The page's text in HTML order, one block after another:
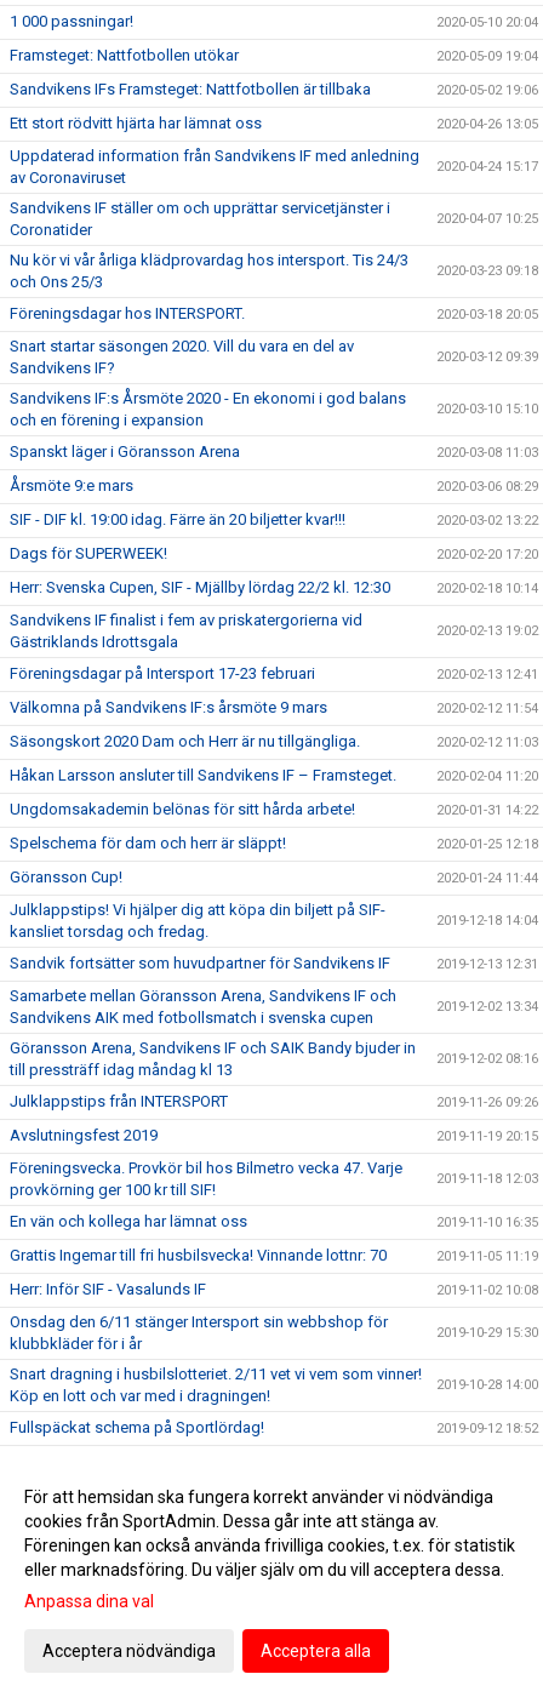
1 000 passningar! 2020-05-10 20:04
Framsteget: Nattfotbollen utökar 2020-05-09 19:04
Sandvikens IFs Framsteget: Nattfotbollen är tillbaka 2020-05-02 19:06
Ett stort rödvitt hjärta har lämnat oss 2020-04-26 13:05
Uppdaterad information från Sandvikens IF med anledning
av Coronaviruset
2020-04-24 15:17
Sandvikens IF ställer om och upprättar servicetjänster i
Coronatider
2020-04-07 10:25
Nu kör vi vår årliga klädprovardag hos intersport. Tis 24/3
och Ons 25/3
2020-03-23 09:18
Föreningsdagar hos INTERSPORT. 2020-03-18 20:05
Snart startar säsongen 2020. Vill du vara en del av
Sandvikens IF?
2020-03-12 09:39
Sandvikens IF:s Årsmöte 2020 - En ekonomi i god balans
och en förening i expansion
2020-03-10 15:10
Spanskt läger i Göransson Arena 2020-03-08 11:03
Årsmöte 9:e mars 2020-03-06 08:29
SIF - DIF kl. 19:00 idag. Färre än 20 biljetter kvar!!! 2020-03-02 13:22
Dags för SUPERWEEK! 2020-02-20 17:20
Herr: Svenska Cupen, SIF - Mjällby lördag 22/2 kl. 12:30 2020-02-18 10:14
Sandvikens IF finalist i fem av priskatergorierna vid
Gästriklands Idrottsgala
2020-02-13 19:02
Föreningsdagar på Intersport 17-23 februari 2020-02-13 12:41
Välkomna på Sandvikens IF:s årsmöte 9 mars 2020-02-12 11:54
Säsongskort 2020 Dam och Herr är nu tillgängliga. 2020-02-12 11:03
Håkan Larsson ansluter till Sandvikens IF – Framsteget. 2020-02-04 11:20
Ungdomsakademin belönas för sitt hårda arbete! 2020-01-31 14:22
Spelschema för dam och herr är släppt! 2020-01-25 12:18
Göransson Cup! 2020-01-24 11:44
Julklappstips! Vi hjälper dig att köpa din biljett på SIF-
kansliet torsdag och fredag.
2019-12-18 14:04
Sandvik fortsätter som huvudpartner för Sandvikens IF 2019-12-13 12:31
Samarbete mellan Göransson Arena, Sandvikens IF och
Sandvikens AIK med fotbollsmatch i svenska cupen
2019-12-02 13:34
Göransson Arena, Sandvikens IF och SAIK Bandy bjuder in
till pressträff idag måndag kl 13
2019-12-02 08:16
Julklappstips från INTERSPORT 2019-11-26 09:26
Avslutningsfest 2019 2019-11-19 20:15
Föreningsvecka. Provkör bil hos Bilmetro vecka 47. Varje
provkörning ger 100 kr till SIF!
2019-11-18 12:03
En vän och kollega har lämnat oss 2019-11-10 16:35
Grattis Ingemar till fri husbilsvecka! Vinnande lottnr: 70 2019-11-05 11:19
Herr: Inför SIF - Vasalunds IF 2019-11-02 10:08
Onsdag den 6/11 stänger Intersport sin webbshop för
klubbkläder för i år
2019-10-29 15:30
Snart dragning i husbilslotteriet. 2/11 vet vi vem som vinner!
Köp en lott och var med i dragningen!
2019-10-28 14:00
Fullspäckat schema på Sportlördag! 2019-09-12 18:52
SIF-kväll hos Actlife7 med fina rabatter, onsdag 28/8
Vinnare av VS & Perssons tävling! 2019-08-27 19:35
Program och ytterligare info om superlördagen 17/8
Fotbollsfest på VM-arenan lördag 17/8. Vi kör igång
Dam: SIF - Gefle IF lördag 10/8 kl 13.00
För att hemsidan ska fungera korrekt använder vi nödvändiga
cookies från SportAdmin. Dessa går inte att stänga av.
Föreningen kan också använda frivilliga cookies, t.ex. för statistik
eller marknadsföring. Du väljer själv om du vill acceptera dessa.
Anpassa dina val
Acceptera nödvändiga Acceptera alla